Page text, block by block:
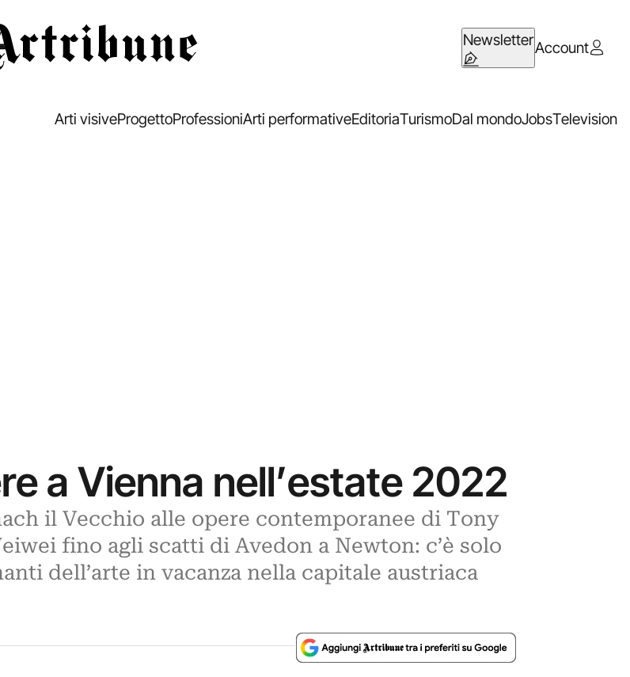
NewsletterAccount
Arti visiveProgettoProfessioniArti performativeEditoriaTurismoDal mondoJobsTelevision
a Vienna nell’estate 2022
il Vecchio alle opere contemporanee di Tony
fino agli scatti di Avedon a Newton: c’è solo
dell’arte in vacanza nella capitale austriaca